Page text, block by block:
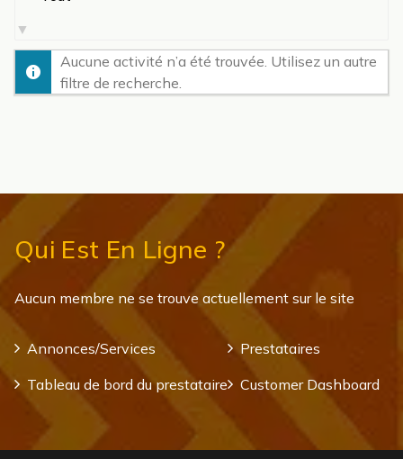
par
activité:
Aucune activité n’a été trouvée. Utilisez un autre
filtre de recherche.
Qui Est En Ligne ?
Aucun membre ne se trouve actuellement sur le site
Annonces/Services
Prestataires
Tableau de bord du prestataire
Customer Dashboard